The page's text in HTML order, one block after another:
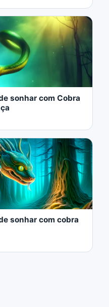
sonhar com Cobra
sonhar com cobra